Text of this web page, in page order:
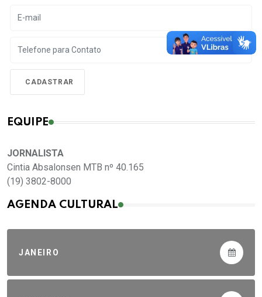
EQUIPE
JORNALISTA
Cintia Absalonsen MTB nº 40.165
(19) 3802-8000
AGENDA CULTURAL
JANEIRO